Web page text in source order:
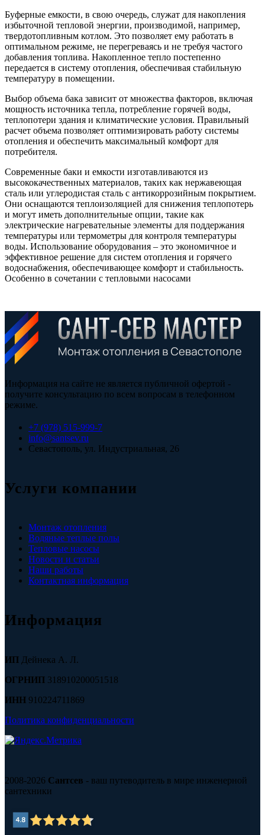
Буферные емкости, в свою очередь, служат для накопления
избыточной тепловой энергии, производимой, например,
твердотопливным котлом. Это позволяет ему работать в
оптимальном режиме, не перегреваясь и не требуя частого
добавления топлива. Накопленное тепло постепенно
передается в систему отопления, обеспечивая стабильную
температуру в помещении.
Выбор объема бака зависит от множества факторов, включая
мощность источника тепла, потребление горячей воды,
теплопотери здания и климатические условия. Правильный
расчет объема позволяет оптимизировать работу системы
отопления и обеспечить максимальный комфорт для
потребителя.
Современные баки и емкости изготавливаются из
высококачественных материалов, таких как нержавеющая
сталь или углеродистая сталь с антикоррозийным покрытием.
Они оснащаются теплоизоляцией для снижения теплопотерь
и могут иметь дополнительные опции, такие как
электрические нагревательные элементы для поддержания
температуры или термометры для контроля температуры
воды. Использование оборудования – это экономичное и
эффективное решение для систем отопления и горячего
водоснабжения, обеспечивающее комфорт и стабильность.
Особенно в сочетании с тепловыми насосами
Информация на сайте не является публичной офертой -
получите консультацию по всем вопросам в телефонном
режиме.
+7 (978) 515-999-7
info@santsev.ru
Севастополь, ул. Индустриальная, 26
Услуги компании
Монтаж отопления
Водяные теплые полы
Тепловые насосы
Новости и статьи
Наши работы
Контактная информация
Информация
ИП Дейнека А. Л.
ОГРНИП 318910200051518
ИНН 910224711869
Политика конфиденциальности
2008-2026 Сантсев - ваш путеводитель в мире инженерной
сантехники